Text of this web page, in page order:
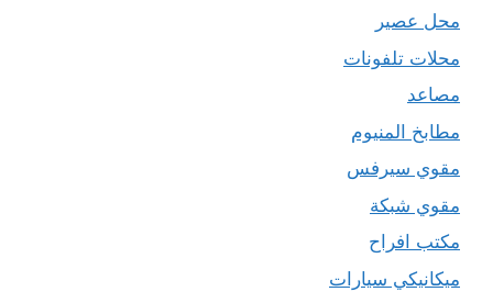
محل عصير
محلات تلفونات
مصاعد
مطابخ المنيوم
مقوي سيرفس
مقوي شبكة
مكتب افراح
ميكانيكي سيارات